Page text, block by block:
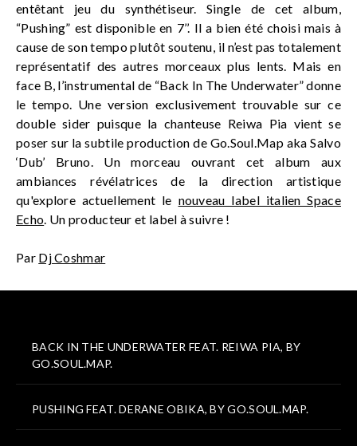
entêtant jeu du synthétiseur. Single de cet album,
“Pushing” est disponible en 7’’. Il a bien été choisi mais à
cause de son tempo plutôt soutenu, il n’est pas totalement
représentatif des autres morceaux plus lents. Mais en
face B, l’instrumental de “Back In The Underwater” donne
le tempo. Une version exclusivement trouvable sur ce
double sider puisque la chanteuse Reiwa Pia vient se
poser sur la subtile production de Go.Soul.Map aka Salvo
‘Dub’ Bruno. Un morceau ouvrant cet album aux
ambiances révélatrices de la direction artistique
qu'explore actuellement le nouveau label italien Space
Echo. Un producteur et label à suivre !
Par Dj Coshmar
BACK IN THE UNDERWATER FEAT. REIWA PIA, BY
GO.SOUL.MAP.
PUSHING FEAT. DERANE OBIKA, BY GO.SOUL.MAP.